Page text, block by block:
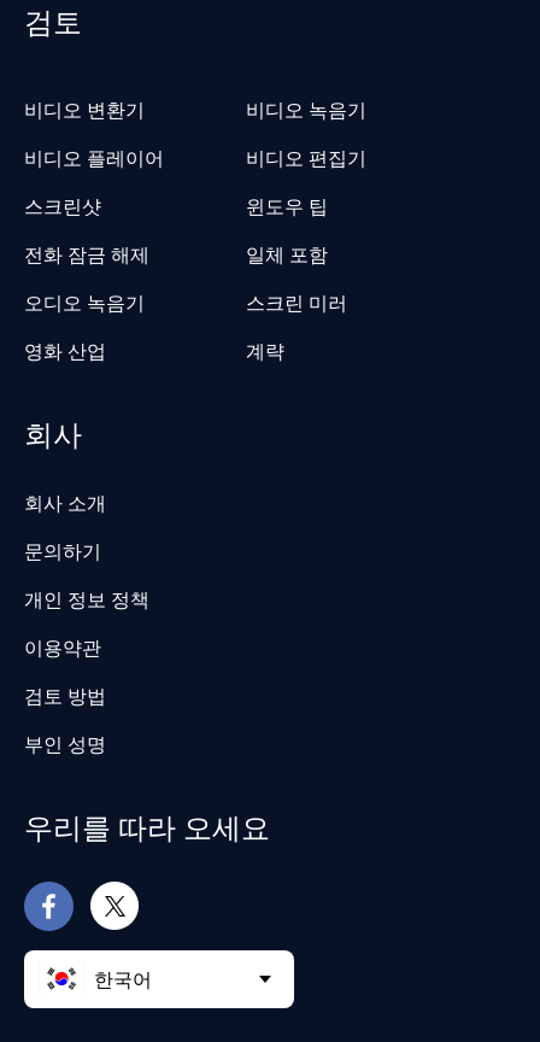
검토
비디오 변환기
비디오 녹음기
비디오 플레이어
비디오 편집기
스크린샷
윈도우 팁
전화 잠금 해제
일체 포함
오디오 녹음기
스크린 미러
영화 산업
계략
회사
회사 소개
문의하기
개인 정보 정책
이용약관
검토 방법
부인 성명
우리를 따라 오세요
한국어